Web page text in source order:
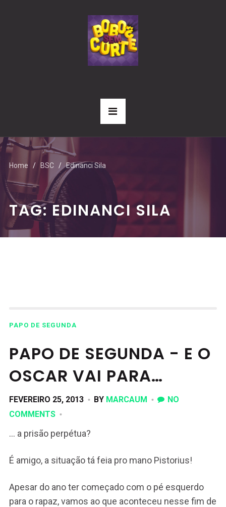
Home BSC Edinanci Sila
TAG: EDINANCI SILA
PAPO DE SEGUNDA
PAPO DE SEGUNDA - E O
OSCAR VAI PARA…
FEVEREIRO 25, 2013 BY MARCAUM
NO
COMMENTS
… a prisão perpétua?
É amigo, a situação tá feia pro mano Pistorius!
Apesar do ano ter começado com o pé esquerdo
para o rapaz, vamos ao que aconteceu nesse fim de